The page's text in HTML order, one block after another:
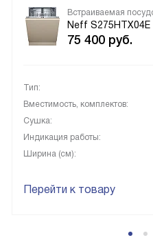
Встраиваемая
Neff S275HTX04E
75 400 руб.
Тип:
Вместимость, комплектов:
Сушка:
Индикация работы:
Ширина (см):
Перейти к товару